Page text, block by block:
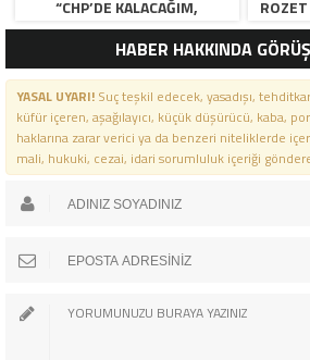
“CHP’DE KALACAĞIM,
YANLIŞLARI DILE GETIRMEYI
SÜRDÜRECEĞIM”
HABER HAKKINDA
YASAL UYARI!Suç teşkil edecek, yasadışı,
küfür içeren, aşağılayıcı, küçük düşürücü, kaba,
haklarına zarar verici ya da benzeri niteliklerde
mali, hukuki, cezai, idari sorumluluk içeriği